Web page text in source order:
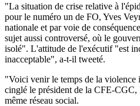
"La situation de crise relative à
pour le numéro un de FO, Yves
nationale et par voie de
sujet aussi controversé, où le
isolé". L'attitude de l'exécutif "est
inacceptable", a-t-il tweeté.
"Voici venir le temps de la violence
cinglé le président de la CFE-
même réseau social.